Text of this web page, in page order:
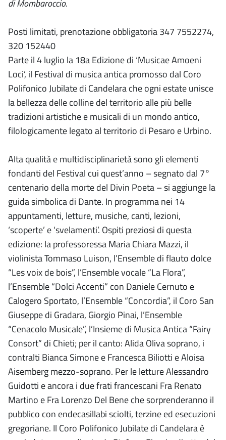
di Mombaroccio.
Posti limitati, prenotazione obbligatoria 347 7552274,
320 152440
Parte il 4 luglio la 18a Edizione di ‘Musicae Amoeni
Loci’, il Festival di musica antica promosso dal Coro
Polifonico Jubilate di Candelara che ogni estate unisce
la bellezza delle colline del territorio alle più belle
tradizioni artistiche e musicali di un mondo antico,
filologicamente legato al territorio di Pesaro e Urbino.
Alta qualità e multidisciplinarietà sono gli elementi
fondanti del Festival cui quest’anno – segnato dal 7°
centenario della morte del Divin Poeta – si aggiunge la
guida simbolica di Dante. In programma nei 14
appuntamenti, letture, musiche, canti, lezioni,
‘scoperte’ e ‘svelamenti’. Ospiti preziosi di questa
edizione: la professoressa Maria Chiara Mazzi, il
violinista Tommaso Luison, l’Ensemble di flauto dolce
“Les voix de bois”, l’Ensemble vocale “La Flora”,
l’Ensemble “Dolci Accenti” con Daniele Cernuto e
Calogero Sportato, l’Ensemble “Concordia”, il Coro San
Giuseppe di Gradara, Giorgio Pinai, l’Ensemble
“Cenacolo Musicale”, l’Insieme di Musica Antica “Fairy
Consort” di Chieti; per il canto: Alida Oliva soprano, i
contralti Bianca Simone e Francesca Biliotti e Aloisa
Aisemberg mezzo-soprano. Per le letture Alessandro
Guidotti e ancora i due frati francescani Fra Renato
Martino e Fra Lorenzo Del Bene che sorprenderanno il
pubblico con endecasillabi sciolti, terzine ed esecuzioni
gregoriane. Il Coro Polifonico Jubilate di Candelara è